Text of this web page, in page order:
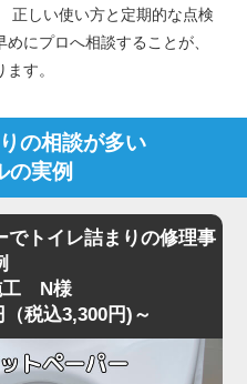
正しい使い方と定期的な点検
にプロへ相談することが、
す。
の相談が多い
の実例
でトイレ詰まりの修理事
工 N様
税込3,300円)～